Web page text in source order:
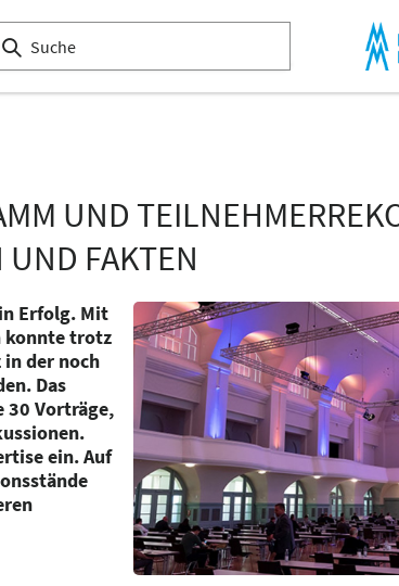
UND
FAKTEN
Erfolg. Mit
konnte trotz
in der noch
Das
30 Vorträge,
ein. Auf